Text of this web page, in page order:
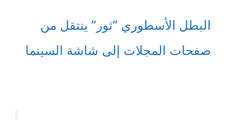
البطل الأسطوري “ثور” ينتقل من
صفحات المجلات إلى شاشة السينما